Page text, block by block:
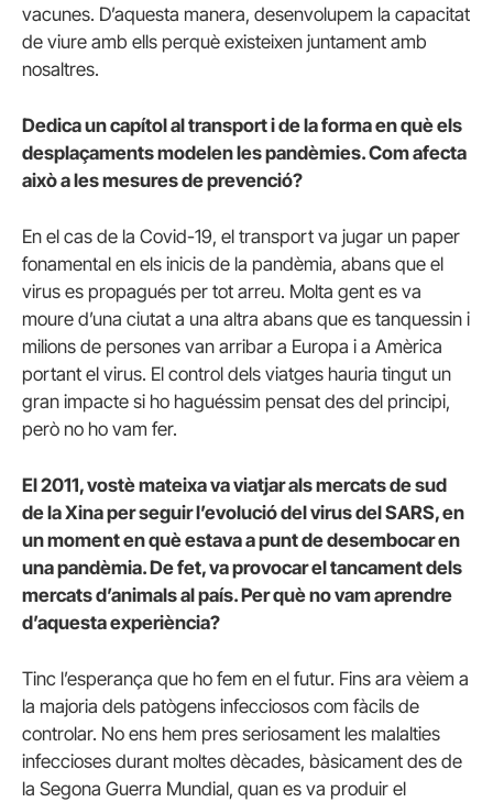
vacunes. D’aquesta manera, desenvolupem la capacitat
de viure amb ells perquè existeixen juntament amb
nosaltres.
Dedica un capítol al transport i de la forma en què els
desplaçaments modelen les pandèmies. Com afecta
això a les mesures de prevenció?
En el cas de la Covid-19, el transport va jugar un paper
fonamental en els inicis de la pandèmia, abans que el
virus es propagués per tot arreu. Molta gent es va
moure d’una ciutat a una altra abans que es tanquessin i
milions de persones van arribar a Europa i a Amèrica
portant el virus. El control dels viatges hauria tingut un
gran impacte si ho haguéssim pensat des del principi,
però no ho vam fer.
El 2011, vostè mateixa va viatjar als mercats de sud
de la Xina per seguir l’evolució del virus del SARS, en
un moment en què estava a punt de desembocar en
una pandèmia. De fet, va provocar el tancament dels
mercats d’animals al país. Per què no vam aprendre
d’aquesta experiència?
Tinc l’esperança que ho fem en el futur. Fins ara vèiem a
la majoria dels patògens infecciosos com fàcils de
controlar. No ens hem pres seriosament les malalties
infeccioses durant moltes dècades, bàsicament des de
la Segona Guerra Mundial, quan es va produir el